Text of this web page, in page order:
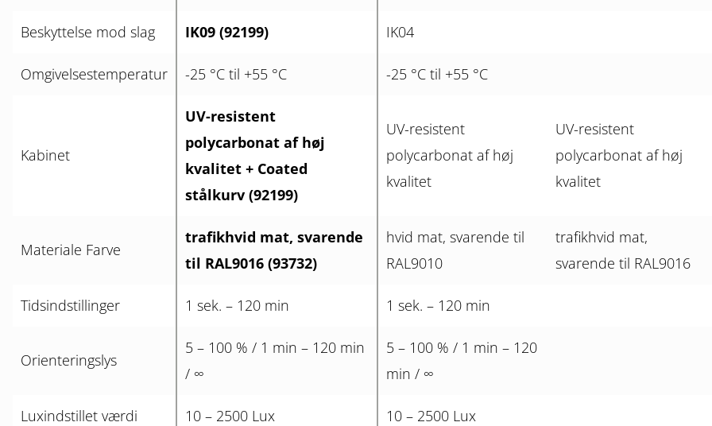
Beskyttelse mod slag IK09 (92199) IK04
Omgivelsestemperatur -25 °C til +55 °C -25 °C til +55 °C
Kabinet
UV-resistent
polycarbonat af høj
kvalitet + Coated
stålkurv (92199)
UV-resistent
polycarbonat af høj
kvalitet
UV-resistent
polycarbonat af høj
kvalitet
Materiale Farve
trafikhvid mat, svarende
til RAL9016 (93732)
hvid mat, svarende til
RAL9010
trafikhvid mat,
svarende til RAL9016
Tidsindstillinger 1 sek. – 120 min 1 sek. – 120 min
Orienteringslys
5 – 100 % / 1 min – 120 min
/ ∞
5 – 100 % / 1 min – 120
min / ∞
Luxindstillet værdi 10 – 2500 Lux 10 – 2500 Lux